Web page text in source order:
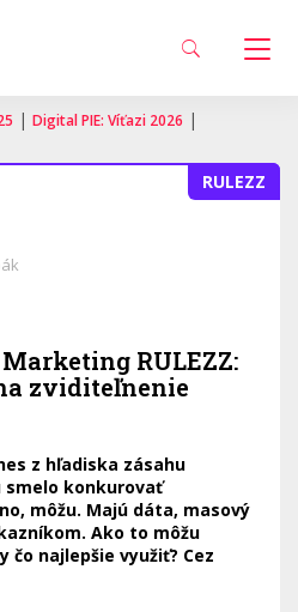
| Digital PIE: Víťazi 2026 |
RULEZZ
RULEZZ:
zviditeľnenie
z hľadiska zásahu
smelo konkurovať
môžu. Majú dáta, masový
Ako to môžu
najlepšie využiť? Cez